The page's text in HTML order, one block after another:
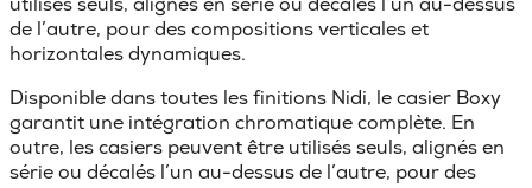
de l’autre, pour des compositions verticales et
horizontales dynamiques.
Disponible dans toutes les finitions Nidi, le casier Boxy
garantit une intégration chromatique complète. En
outre, les casiers peuvent être utilisés seuls, alignés en
série ou décalés l’un au-dessus de l’autre, pour des